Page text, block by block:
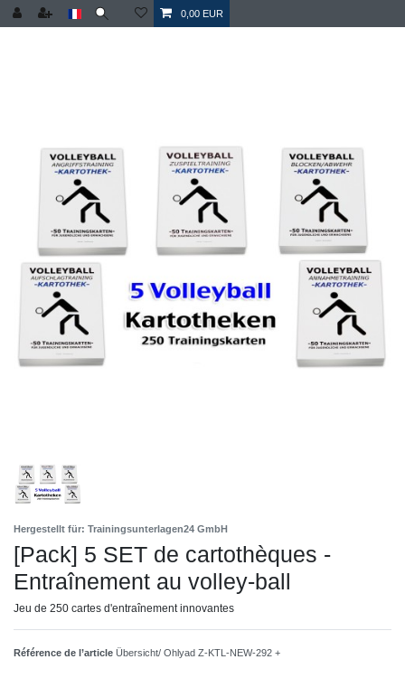
0,00 EUR
Hergestellt für: Trainingsunterlagen24 GmbH
[Pack] 5 SET de cartothèques -
Entraînement au volley-ball
Jeu de 250 cartes d'entraînement innovantes
Référence de l’article Übersicht/ Ohlyad Z-KTL-NEW-292 +